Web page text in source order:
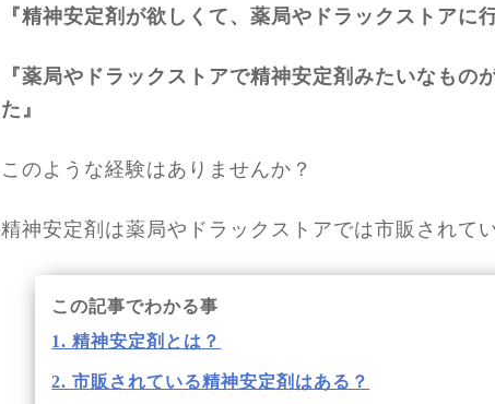
『精神安定剤が欲しくて、薬局やドラックストアに
『薬局やドラックストアで精神安定剤みたいなもの
た』
このような経験はありませんか？
精神安定剤は薬局やドラックストアでは市販されて
この記事でわかる事
1. 精神安定剤とは？
2. 市販されている精神安定剤はある？